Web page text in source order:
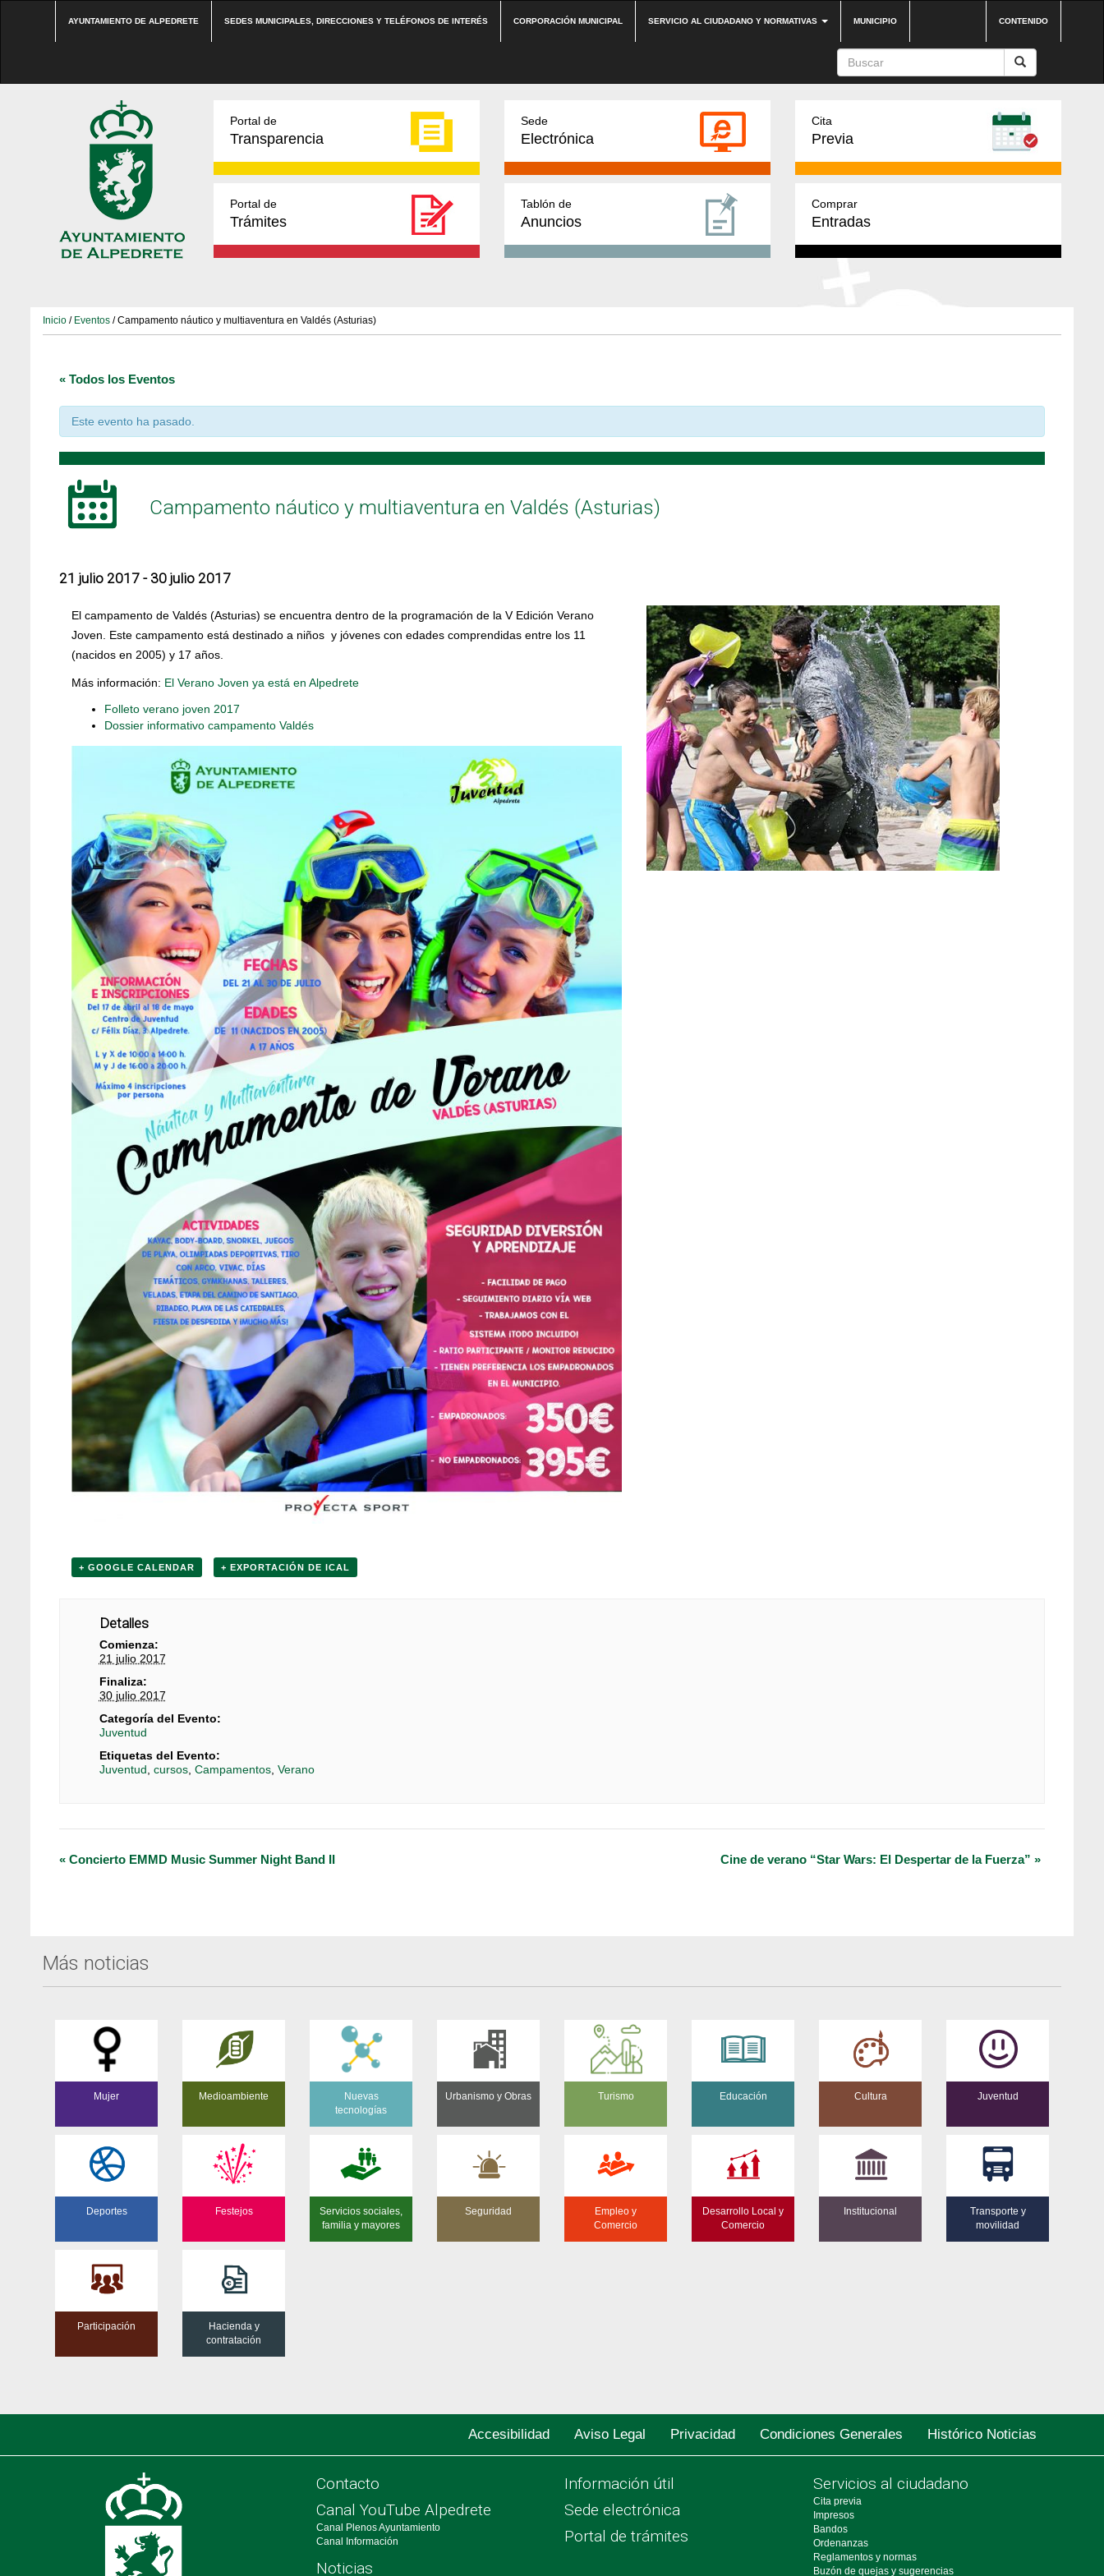
AYUNTAMIENTO DE ALPEDRETE SEDES MUNICIPALES, DIRECCIONES Y TELÉFONOS DE INTERÉS CORPORACIÓN MUNICIPAL SERVICIO AL CIUDADANO Y NORMATIVAS MUNICIPIO CONTENIDO
Portal de
Transparencia
Sede
Electrónica
Cita
Previa
Portal de
Trámites
Tablón de
Anuncios
Comprar
Entradas
Inicio / Eventos / Campamento náutico y multiaventura en Valdés (Asturias)
« Todos los Eventos
Este evento ha pasado.
Campamento náutico y multiaventura en Valdés (Asturias)
21 julio 2017 - 30 julio 2017
El campamento de Valdés (Asturias) se encuentra dentro de la programación de la V Edición Verano
Joven. Este campamento está destinado a niños y jóvenes con edades comprendidas entre los 11
(nacidos en 2005) y 17 años.
Más información: El Verano Joven ya está en Alpedrete
Folleto verano joven 2017
Dossier informativo campamento Valdés
+ GOOGLE CALENDAR + EXPORTACIÓN DE ICAL
Detalles
Comienza:
21 julio 2017
Finaliza:
30 julio 2017
Categoría del Evento:
Juventud
Etiquetas del Evento:
Juventud cursos, Campamentos, Verano
Navegación
« Concierto EMMD Music Summer Night Band II Cine de verano “Star Wars: El Despertar de la Fuerza” »
Más noticias
Mujer Medioambiente
Nuevas
tecnologías
Urbanismo y Obras Turismo Educación Cultura Juventud
Deportes Festejos
Servicios sociales,
familia y mayores
Seguridad
Empleo y
Comercio
Desarrollo Local y
Comercio
Institucional
Transporte y
movilidad
Participación
Hacienda y
contratación
Accesibilidad Aviso Legal Privacidad Condiciones Generales Histórico Noticias
Contacto
Canal YouTube Alpedrete
Canal Plenos Ayuntamiento
Canal Información
Noticias
Información útil
Sede electrónica
Portal de trámites
Servicios al ciudadano
Cita previa
Impresos
Bandos
Ordenanzas
Reglamentos y normas
Buzón de quejas y sugerencias